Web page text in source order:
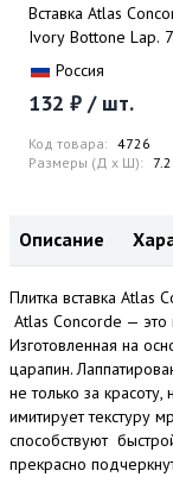
Вставка Atlas
Ivory Bottone Lap.
Россия
132 ₽ / шт.
Код товара: 4726
Размеры (Д x Ш):
Описание
Плитка вставка Atlas
Atlas Concorde —
Изготовленная на
царапин.
не только за
имитирует текстуру
способствуют
прекрасно